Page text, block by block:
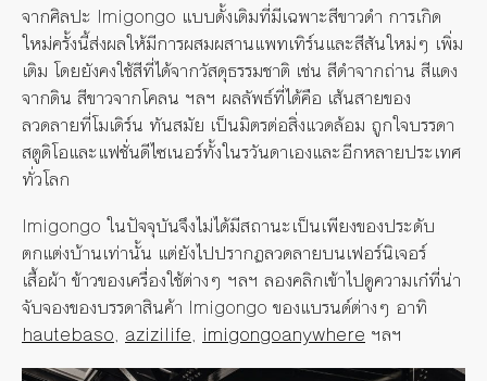
จากศิลปะ Imigongo แบบดั้งเดิมที่มีเฉพาะสีขาวดำ การเกิด
ใหม่ครั้งนี้ส่งผลให้มีการผสมผสานแพทเทิร์นและสีสันใหม่ๆ เพิ่ม
เติม โดยยังคงใช้สีที่ได้จากวัสดุธรรมชาติ เช่น สีดำจากถ่าน สีแดง
จากดิน สีขาวจากโคลน ฯลฯ ผลลัพธ์ที่ได้คือ เส้นสายของ
ลวดลายที่โมเดิร์น ทันสมัย เป็นมิตรต่อสิ่งแวดล้อม ถูกใจบรรดา
สตูดิโอและแฟชั่นดีไซเนอร์ทั้งในรวันดาเองและอีกหลายประเทศ
ทั่วโลก
Imigongo ในปัจจุบันจึงไม่ได้มีสถานะเป็นเพียงของประดับ
ตกแต่งบ้านเท่านั้น แต่ยังไปปรากฏลวดลายบนเฟอร์นิเจอร์
เสื้อผ้า ข้าวของเครื่องใช้ต่างๆ ฯลฯ ลองคลิกเข้าไปดูความเก๋ที่น่า
จับจองของบรรดาสินค้า Imigongo ของแบรนด์ต่างๆ อาทิ
hautebaso, azizilife, imigongoanywhere ฯลฯ